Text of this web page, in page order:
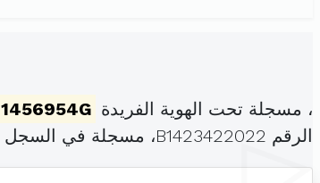
، مسجلة تحت الهوية الفريدة 1456954G
الرقم B1423422022، مسجلة في السجل الوطني للمؤسسات بتاريخ .